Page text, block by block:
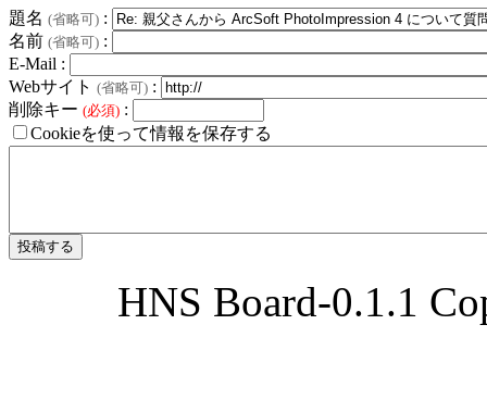
題名 (省略可) :
名前 (省略可) :
E-Mail :
Webサイト (省略可) :
削除キー (必須) :
Cookieを使って情報を保存する
HNS Board-0.1.1